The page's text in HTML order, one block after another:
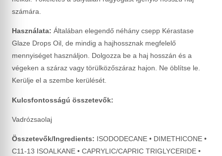
számára.
Használata: Általában elegendő néhány csepp Kérastase
Glaze Drops Oil, de mindig a hajhossznak megfelelő
mennyiséget használjon. Dolgozza be a haj hosszán és a
végeken a száraz vagy törülközőszáraz hajon. Ne öblítse le.
Kerülje el a szembe kerülését.
Kulcsfontosságú összetevők:
Vadrózsaolaj
Összetevők/Ingredients: ISODODECANE • DIMETHICONE •
C11-13 ISOALKANE • CAPRYLIC/CAPRIC TRIGLYCERIDE •